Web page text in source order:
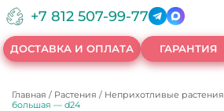
+7 812 507-99-77
ДОСТАВКА И ОПЛАТА ГАРАНТИЯ
Главная / Растения / Неприхотливые растения
большая — d24